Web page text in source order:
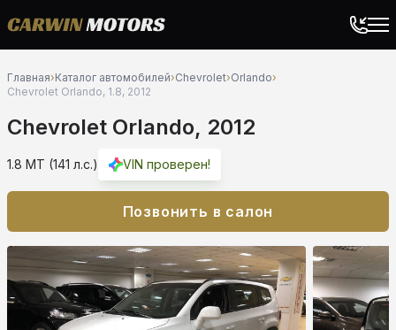
Главная›Каталог автомобилей›Chevrolet›Orlando›
Chevrolet Orlando, 1.8, 2012
Chevrolet Orlando, 2012
1.8 MT (141 л.с.) VIN проверен!
Позвонить в салон